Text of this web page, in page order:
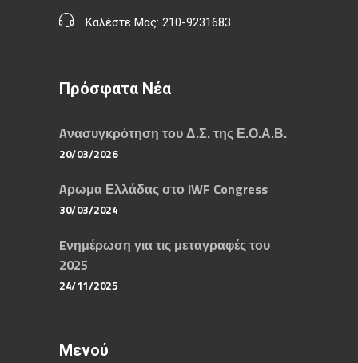
Καλέστε Μας: 210-9231683
Πρόσφατα Νέα
Aνασυγκρότηση του Δ.Σ. της Ε.Ο.Α.Β.
20/03/2026
Aρωμα Ελλάδας στο IWF Congress
30/03/2024
Eνημέρωση για τις μεταγραφές του
2025
24/11/2025
Μενού